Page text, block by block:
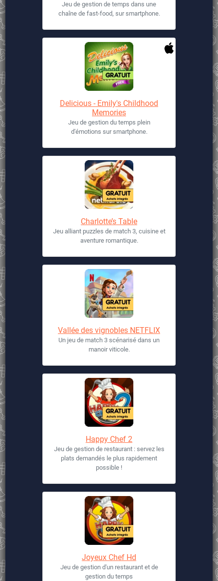
Jeu de gestion de temps dans une
chaîne de fast-food, sur smartphone.
Delicious - Emily's Childhood
Memories
Jeu de gestion du temps plein
d'émotions sur smartphone.
Charlotte’s Table
Jeu alliant puzzles de match 3, cuisine et
aventure romantique.
Vallée des vignobles NETFLIX
Un jeu de match 3 scénarisé dans un
manoir viticole.
Happy Chef 2
Jeu de gestion de restaurant : servez les
plats demandés le plus rapidement
possible !
Joyeux Chef Hd
Jeu de gestion d'un restaurant et de
gestion du temps